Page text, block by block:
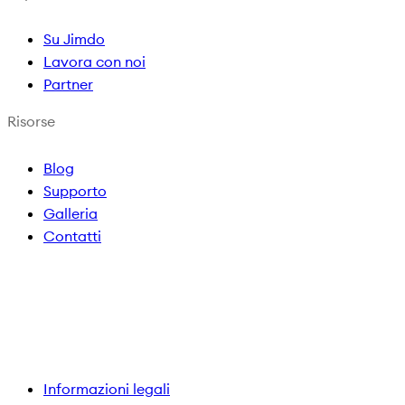
Su Jimdo
Lavora con noi
Partner
Risorse
Blog
Supporto
Galleria
Contatti
Informazioni legali